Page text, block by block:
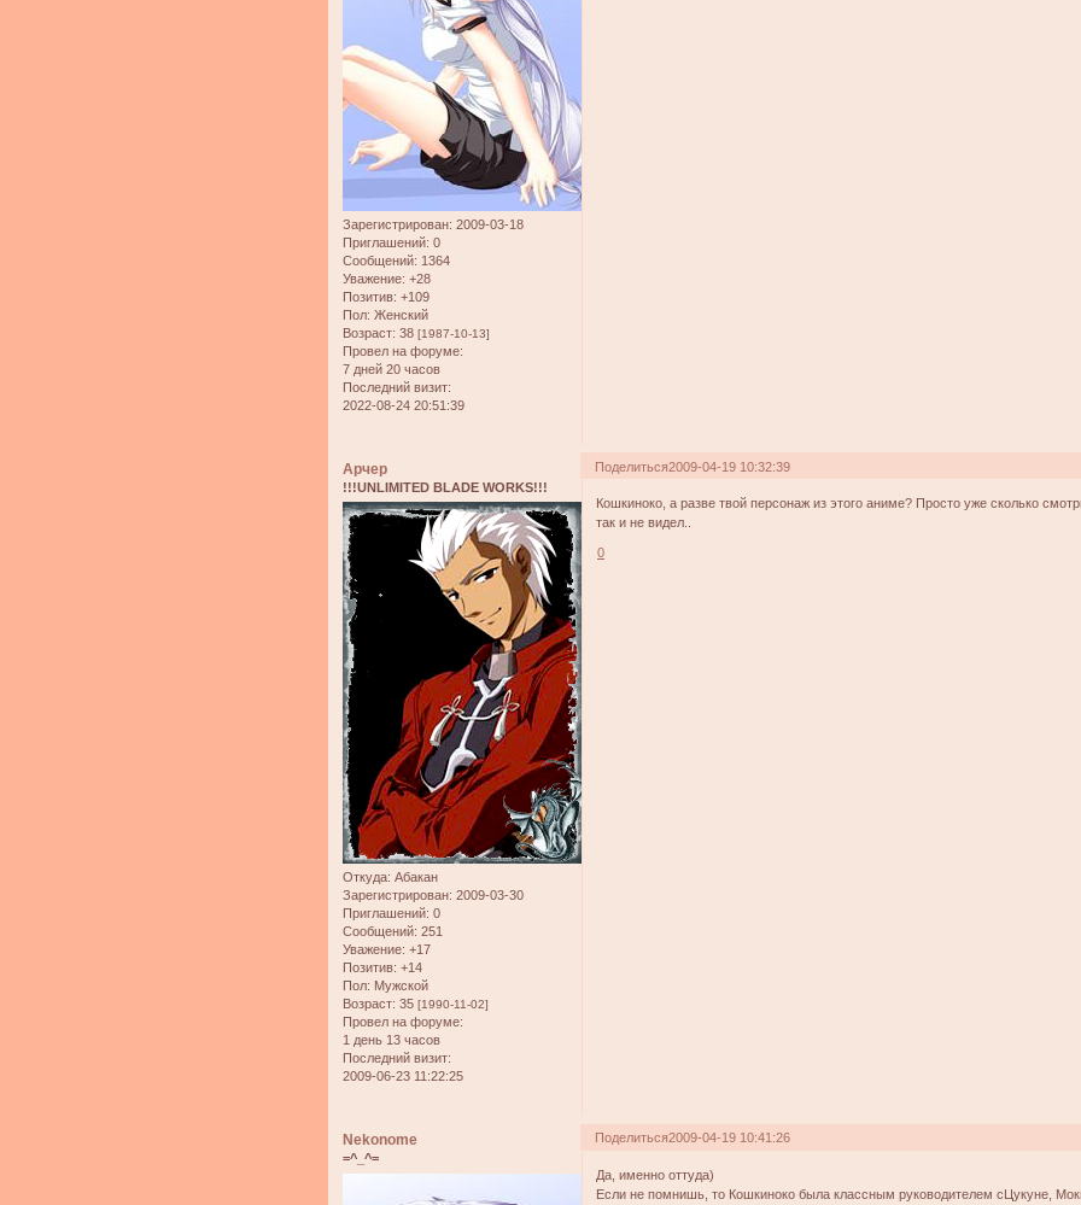
Зарегистрирован: 2009-03-18
Приглашений: 0
Сообщений: 1364
Уважение: +28
Позитив: +109
Пол: Женский
Возраст: 38 [1987-10-13]
Провел на форуме:
7 дней 20 часов
Последний визит:
2022-08-24 20:51:39
Поделиться2009-04-19 10:32:39
Арчер
!!!UNLIMITED BLADE WORKS!!!
Откуда: Абакан
Зарегистрирован: 2009-03-30
Приглашений: 0
Сообщений: 251
Уважение: +17
Позитив: +14
Пол: Мужской
Возраст: 35 [1990-11-02]
Провел на форуме:
1 день 13 часов
Последний визит:
2009-06-23 11:22:25
Кошкиноко, а разве твой персонаж из этого аниме? Просто уже сколько
так и не видел..
0
Поделиться2009-04-19 10:41:26
Nekonome
=^_^=
Да, именно оттуда)
Если не помнишь, то Кошкиноко была классным руководителем сЦукуне,